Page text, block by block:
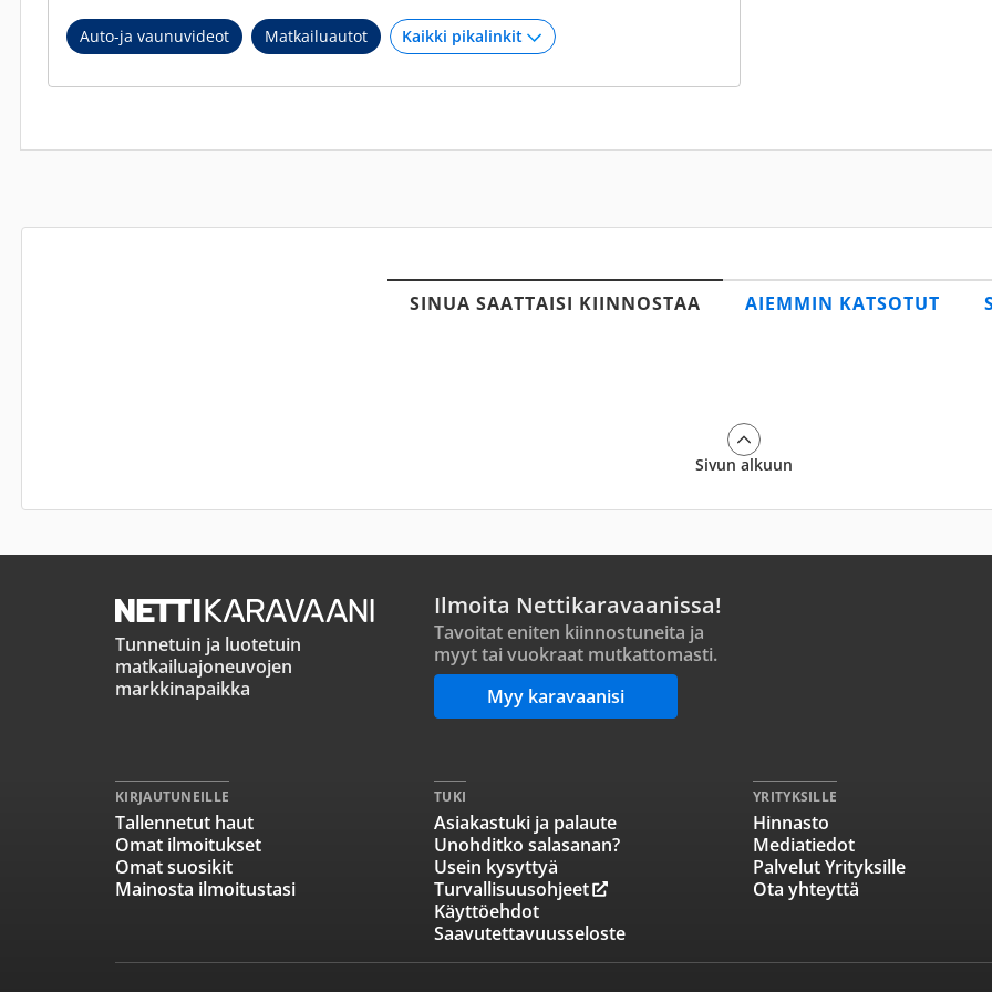
Auto-ja vaunuvideot Matkailuautot
SINUA SAATTAISI KIINNOSTAA AIEMMIN KATSOTUT
Sivun alkuun
Tunnetuin ja luotetuin
matkailuajoneuvojen
markkinapaikka
Ilmoita Nettikaravaanissa!
Tavoitat eniten kiinnostuneita ja
myyt tai vuokraat mutkattomasti.
Myy karavaanisi
KIRJAUTUNEILLE
Tallennetut haut
Omat ilmoitukset
Omat suosikit
Mainosta ilmoitustasi
TUKI
Asiakastuki ja palaute
Unohditko salasanan?
Usein kysyttyä
Turvallisuusohjeet
Käyttöehdot
Saavutettavuusseloste
YRITYKSILLE
Hinnasto
Mediatiedot
Palvelut Yrityksille
Ota yhteyttä